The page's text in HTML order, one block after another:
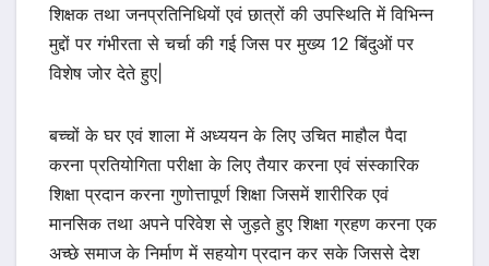
शिक्षक तथा जनप्रतिनिधियों एवं छात्रों की उपस्थिति में विभिन्न
मुद्दों पर गंभीरता से चर्चा की गई जिस पर मुख्य 12 बिंदुओं पर
विशेष जोर देते हुए|
बच्चों के घर एवं शाला में अध्ययन के लिए उचित माहौल पैदा
करना प्रतियोगिता परीक्षा के लिए तैयार करना एवं संस्कारिक
शिक्षा प्रदान करना गुणोत्तापूर्ण शिक्षा जिसमें शारीरिक एवं
मानसिक तथा अपने परिवेश से जुड़ते हुए शिक्षा ग्रहण करना एक
अच्छे समाज के निर्माण में सहयोग प्रदान कर सके जिससे देश